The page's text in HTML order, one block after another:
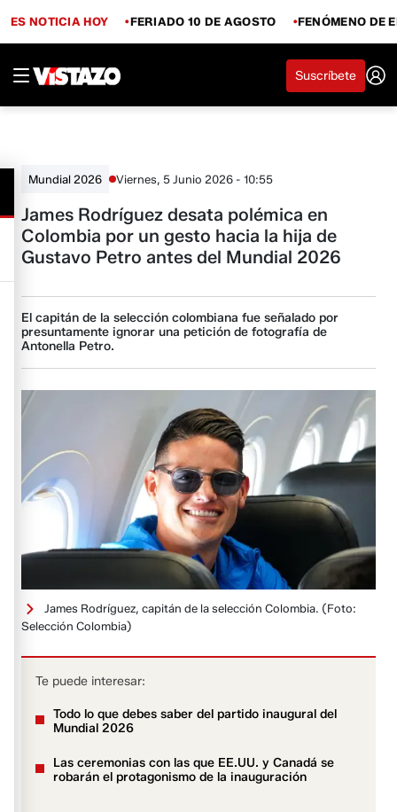
ES NOTICIA HOY FERIADO 10 DE AGOSTO FENÓMENO DE
Suscríbete
Mundial 2026 Viernes, 5 Junio 2026 - 10:55
James Rodríguez desata polémica en
Colombia por un gesto hacia la hija de
Gustavo Petro antes del Mundial 2026
El capitán de la selección colombiana fue señalado por
presuntamente ignorar una petición de fotografía de
Antonella Petro.
James Rodríguez, capitán de la selección Colombia. (Foto:
Selección Colombia)
Te puede interesar:
Todo lo que debes saber del partido inaugural del
Mundial 2026
Las ceremonias con las que EE.UU. y Canadá se
robarán el protagonismo de la inauguración